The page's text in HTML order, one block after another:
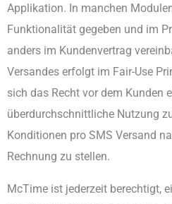
Applikation. In manchen
Funktionalität gegeben und im
anders im Kundenvertrag
Versandes erfolgt im Fair-Use
sich das Recht vor dem Kunden
überdurchschnittliche Nutzung
Konditionen pro SMS Versand
Rechnung zu stellen.
McTime ist jederzeit berechtigt,